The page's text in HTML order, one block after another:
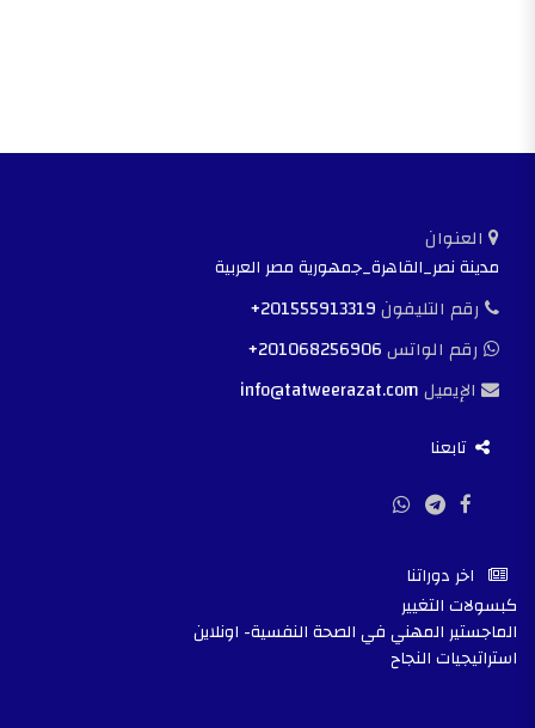
العنوان
مدينة نصر_القاهرة_جمهورية مصر العربية
رقم التليفون+201555913319
رقم الواتس+201068256906
الإيميلinfo@tatweerazat.com
تابعنا
اخر دوراتنا
كبسولات التغيير
الماجستير المهني في الصحة النفسية- اونلاين
استراتيجيات النجاح